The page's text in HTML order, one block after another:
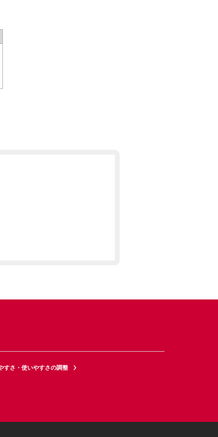
すさ・使いやすさの調整